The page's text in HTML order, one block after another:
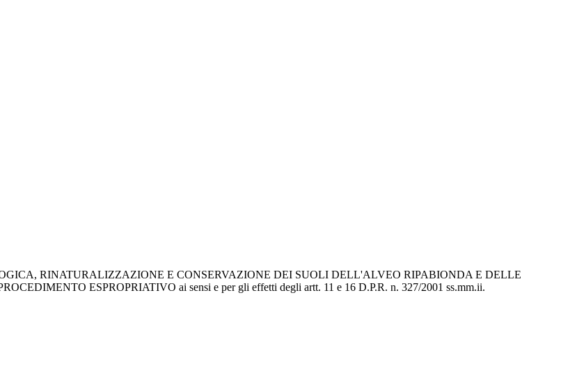
RINATURALIZZAZIONE E CONSERVAZIONE DEI SUOLI DELL'ALVEO RIPABIONDA E DELLE
ESPROPRIATIVO ai sensi e per gli effetti degli artt. 11 e 16 D.P.R. n. 327/2001 ss.mm.ii.